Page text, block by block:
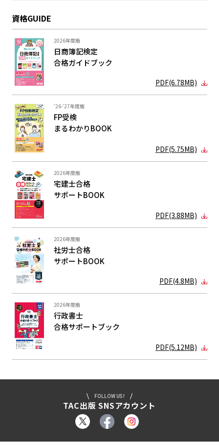
資格GUIDE
2026年度版
日商簿記検定
合格ガイドブック
PDF(6.78MB)
'26-'27年度版
FP受検
まるわかりBOOK
PDF(5.75MB)
2026年度版
宅建士合格
サポートBOOK
PDF(3.88MB)
2026年度版
社労士合格
サポートBOOK
PDF(4.8MB)
2026年度版
行政書士
合格サポートブック
PDF(5.12MB)
FOLLOW US !
TAC出版 SNSアカウント